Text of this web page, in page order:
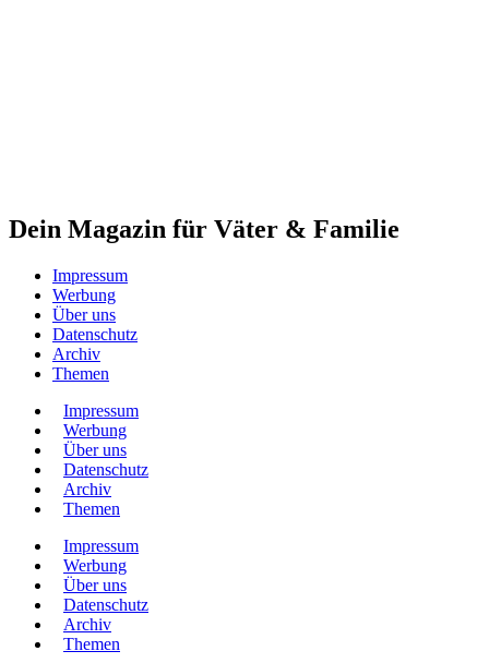
Dein Magazin für Väter & Familie
Impressum
Werbung
Über uns
Datenschutz
Archiv
Themen
Impressum
Werbung
Über uns
Datenschutz
Archiv
Themen
Impressum
Werbung
Über uns
Datenschutz
Archiv
Themen